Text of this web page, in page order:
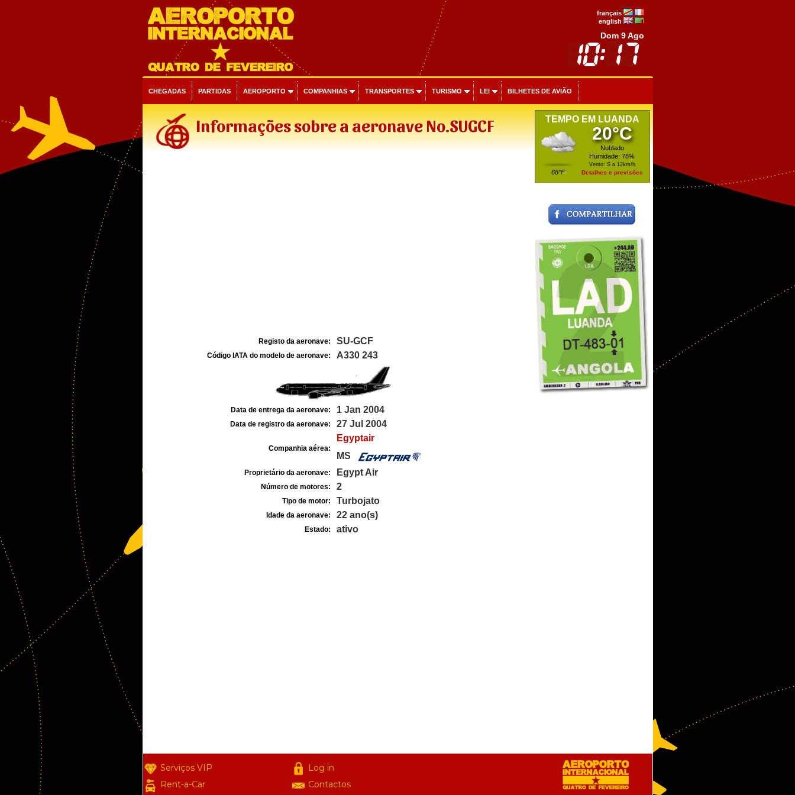
français
english
Dom 9 Ago
CHEGADAS PARTIDAS AEROPORTO COMPANHIAS TRANSPORTES TURISMO LEI BILHETES DE AVIÃO
Informações sobre a aeronave No.SUGCF
Registo da aeronave: SU-GCF
Código IATA do modelo de aeronave: A330 243
Data de entrega da aeronave: 1 Jan 2004
Data de registro da aeronave: 27 Jul 2004
Companhia aérea:
Egyptair
MS
Proprietário da aeronave: Egypt Air
Número de motores: 2
Tipo de motor: Turbojato
Idade da aeronave: 22 ano(s)
Estado: ativo
TEMPO EM LUANDA
68°F
20°C
Nublado
Humidade: 78%
Vento: S a 12km/h
Detalhes e previsões
Serviços VIP
Rent-a-Car
Log in
Contactos